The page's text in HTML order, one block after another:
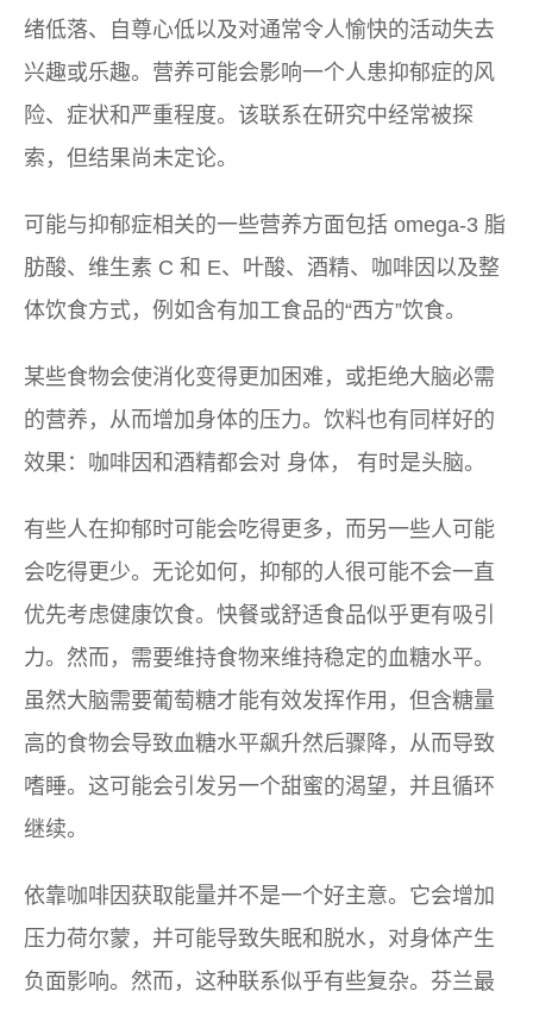
绪低落、自尊心低以及对通常令人愉快的活动失去
兴趣或乐趣。营养可能会影响一个人患抑郁症的风
险、症状和严重程度。该联系在研究中经常被探
索，但结果尚未定论。
可能与抑郁症相关的一些营养方面包括 omega-3 脂
肪酸、维生素 C 和 E、叶酸、酒精、咖啡因以及整
体饮食方式，例如含有加工食品的“西方”饮食。
某些食物会使消化变得更加困难，或拒绝大脑必需
的营养，从而增加身体的压力。饮料也有同样好的
效果：咖啡因和酒精都会对 身体， 有时是头脑。
有些人在抑郁时可能会吃得更多，而另一些人可能
会吃得更少。无论如何，抑郁的人很可能不会一直
优先考虑健康饮食。快餐或舒适食品似乎更有吸引
力。然而，需要维持食物来维持稳定的血糖水平。
虽然大脑需要葡萄糖才能有效发挥作用，但含糖量
高的食物会导致血糖水平飙升然后骤降，从而导致
嗜睡。这可能会引发另一个甜蜜的渴望，并且循环
继续。
依靠咖啡因获取能量并不是一个好主意。它会增加
压力荷尔蒙，并可能导致失眠和脱水，对身体产生
负面影响。然而，这种联系似乎有些复杂。芬兰最